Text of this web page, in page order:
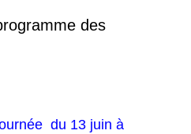
des
du 13 juin à